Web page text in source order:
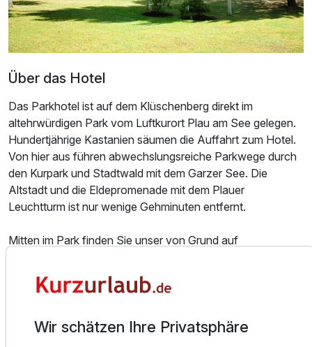
Ausstattung
Zusatznächte
p.P. ab
Über das Hotel
Das Parkhotel ist auf dem Klüschenberg direkt im
altehrwürdigen Park vom Luftkurort Plau am See gelegen.
Hundertjährige Kastanien säumen die Auffahrt zum Hotel.
Von hier aus führen abwechslungsreiche Parkwege durch
den Kurpark und Stadtwald mit dem Garzer See. Die
Altstadt und die Eldepromenade mit dem Plauer
Leuchtturm ist nur wenige Gehminuten entfernt.
Mitten im Park finden Sie unser von Grund auf
Parkchalet. Seit Jahrzehnten steht dieses Haus für
gepflegte Gastlichkeit und gute Küche. Aufmerksamer
selbstverständlich.
Wir schätzen Ihre Privatsphäre